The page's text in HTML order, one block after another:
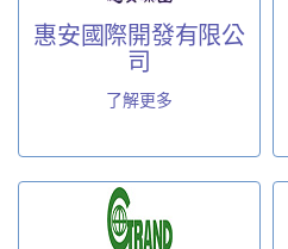
惠安國際開發有限公
司
了解更多